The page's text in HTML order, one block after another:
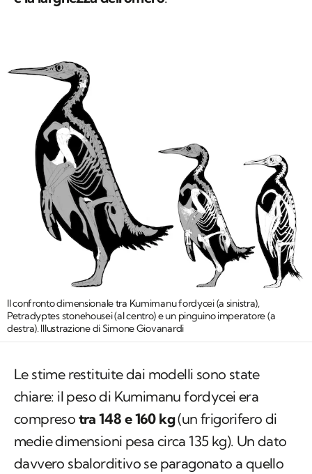
Il confronto dimensionale tra Kumimanu fordycei (a sinistra),
Petradyptes stonehousei (al centro) e un pinguino imperatore (a
destra). Illustrazione di Simone Giovanardi
Le stime restituite dai modelli sono state
chiare: il peso di Kumimanu fordycei era
compreso tra 148 e 160 kg(un frigorifero di
medie dimensioni pesa circa 135 kg). Un dato
davvero sbalorditivo se paragonato a quello